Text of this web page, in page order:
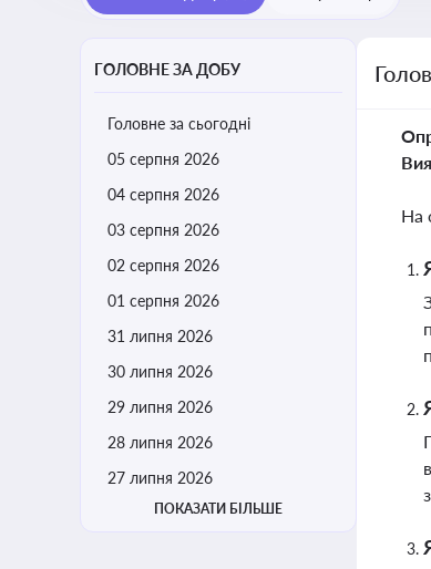
ГОЛОВНЕ ЗА ДОБУ
Головне за сьогодні
05 серпня 2026
04 серпня 2026
03 серпня 2026
02 серпня 2026
01 серпня 2026
31 липня 2026
30 липня 2026
29 липня 2026
28 липня 2026
27 липня 2026
ПОКАЗАТИ БІЛЬШЕ
На